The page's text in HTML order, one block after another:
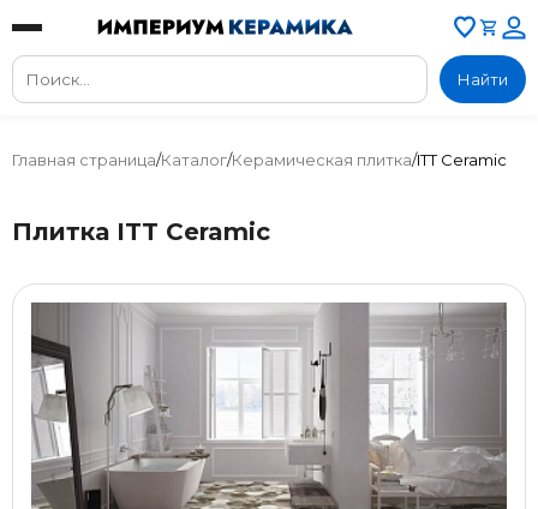
Найти
Главная страница/Каталог/Керамическая плитка/ITT Ceramic
Плитка ITT Ceramic